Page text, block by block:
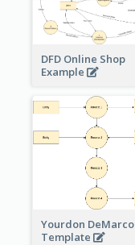
DFD Online Shop
Example
Yourdon DeMarco
Template